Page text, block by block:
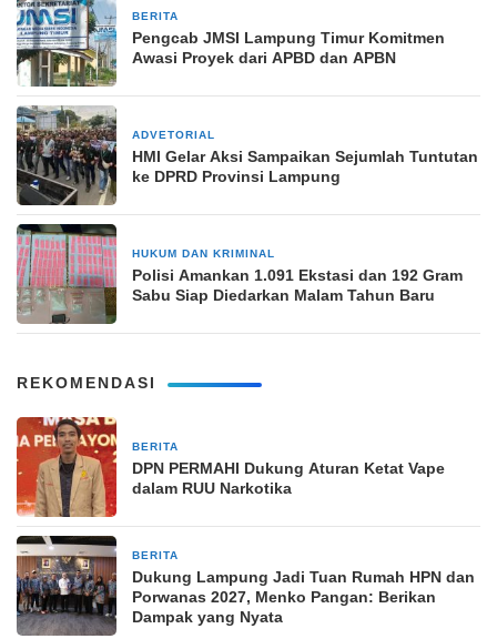
BERITA
Pengcab JMSI Lampung Timur Komitmen
Awasi Proyek dari APBD dan APBN
ADVETORIAL
HMI Gelar Aksi Sampaikan Sejumlah Tuntutan
ke DPRD Provinsi Lampung
HUKUM DAN KRIMINAL
Polisi Amankan 1.091 Ekstasi dan 192 Gram
Sabu Siap Diedarkan Malam Tahun Baru
REKOMENDASI
BERITA
DPN PERMAHI Dukung Aturan Ketat Vape
dalam RUU Narkotika
BERITA
Dukung Lampung Jadi Tuan Rumah HPN dan
Porwanas 2027, Menko Pangan: Berikan
Dampak yang Nyata